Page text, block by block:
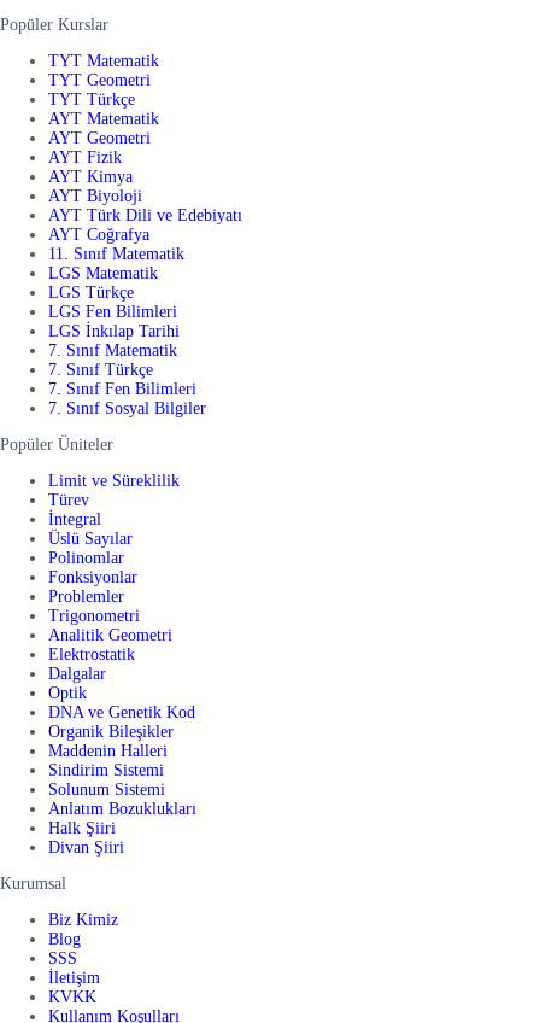
Popüler Kurslar
TYT Matematik
TYT Geometri
TYT Türkçe
AYT Matematik
AYT Geometri
AYT Fizik
AYT Kimya
AYT Biyoloji
AYT Türk Dili ve Edebiyatı
AYT Coğrafya
11. Sınıf Matematik
LGS Matematik
LGS Türkçe
LGS Fen Bilimleri
LGS İnkılap Tarihi
7. Sınıf Matematik
7. Sınıf Türkçe
7. Sınıf Fen Bilimleri
7. Sınıf Sosyal Bilgiler
Popüler Üniteler
Limit ve Süreklilik
Türev
İntegral
Üslü Sayılar
Polinomlar
Fonksiyonlar
Problemler
Trigonometri
Analitik Geometri
Elektrostatik
Dalgalar
Optik
DNA ve Genetik Kod
Organik Bileşikler
Maddenin Halleri
Sindirim Sistemi
Solunum Sistemi
Anlatım Bozuklukları
Halk Şiiri
Divan Şiiri
Kurumsal
Biz Kimiz
Blog
SSS
İletişim
KVKK
Kullanım Koşulları